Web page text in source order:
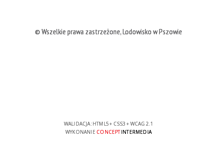
© Wszelkie prawa zastrzeżone, Lodowisko w Pszowie
WALIDACJA: HTML5+ CSS3 + WCAG 2.1
WYKONANIE CONCEPTINTERMEDIA